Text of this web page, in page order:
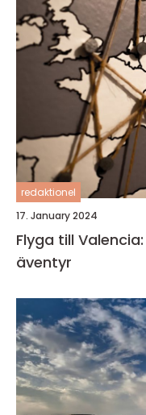
redaktionel
17. January 2024
Flyga till
äventyr